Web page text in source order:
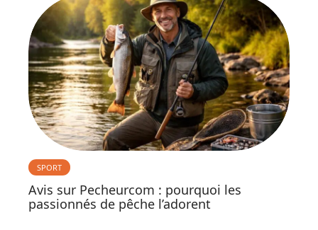
SPORT
Avis sur Pecheurcom : pourquoi les
passionnés de pêche l’adorent